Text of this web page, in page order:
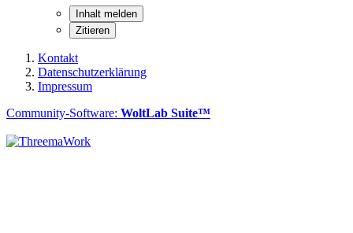
Inhalt melden
Zitieren
Kontakt
Datenschutzerklärung
Impressum
Community-Software: WoltLab Suite™